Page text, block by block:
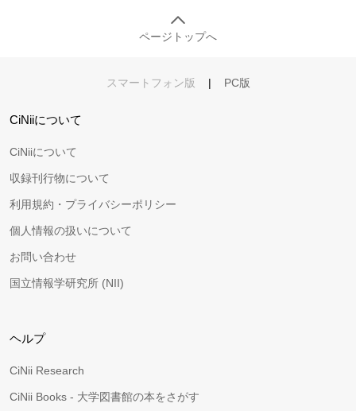
ページトップへ
スマートフォン版 | PC版
CiNiiについて
CiNiiについて
収録刊行物について
利用規約・プライバシーポリシー
個人情報の扱いについて
お問い合わせ
国立情報学研究所 (NII)
ヘルプ
CiNii Research
CiNii Books - 大学図書館の本をさがす